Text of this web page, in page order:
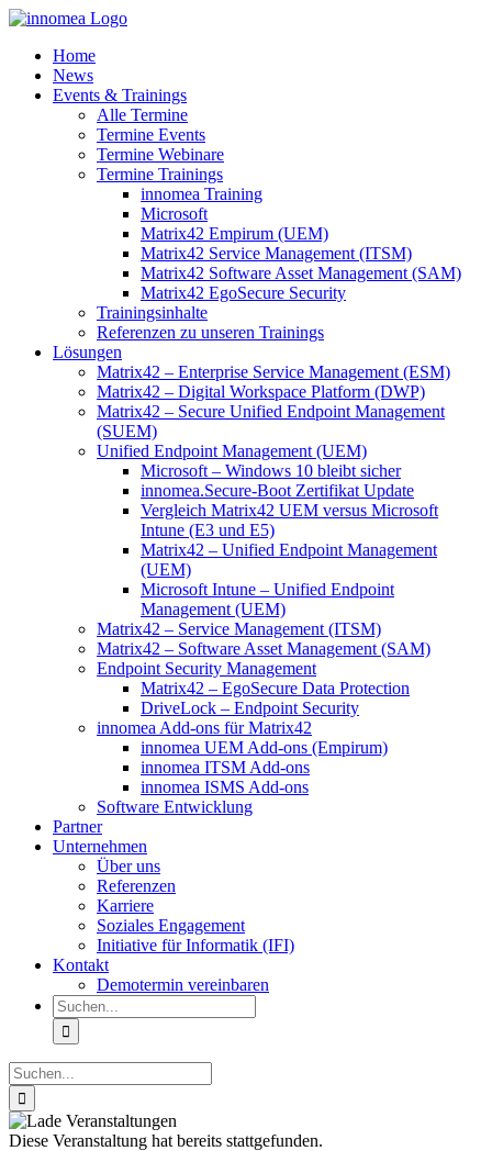
Zum
springenHome
News
Events & Trainings
Alle Termine
Termine Events
Termine Webinare
Termine Trainings
innomea Training
Microsoft
Matrix42 Empirum (UEM)
Matrix42 Service Management (ITSM)
Matrix42 Software Asset Management (SAM)
Matrix42 EgoSecure Security
Trainingsinhalte
Referenzen zu unseren Trainings
Lösungen
Matrix42 – Enterprise Service Management (ESM)
Matrix42 – Digital Workspace Platform (DWP)
Matrix42 – Secure Unified Endpoint Management
(SUEM)
Unified Endpoint Management (UEM)
Microsoft – Windows 10 bleibt sicher
innomea.Secure-Boot Zertifikat Update
Vergleich Matrix42 UEM versus Microsoft
Intune (E3 und E5)
Matrix42 – Unified Endpoint Management
(UEM)
Microsoft Intune – Unified Endpoint
Management (UEM)
Matrix42 – Service Management (ITSM)
Matrix42 – Software Asset Management (SAM)
Endpoint Security Management
Matrix42 – EgoSecure Data Protection
DriveLock – Endpoint Security
innomea Add-ons für Matrix42
innomea UEM Add-ons (Empirum)
innomea ITSM Add-ons
innomea ISMS Add-ons
Software Entwicklung
Partner
Unternehmen
Über uns
Referenzen
Karriere
Soziales Engagement
Initiative für Informatik (IFI)
Kontakt
Demotermin vereinbaren
Suche
nach:
Suche
nach:
Diese Veranstaltung hat bereits stattgefunden.